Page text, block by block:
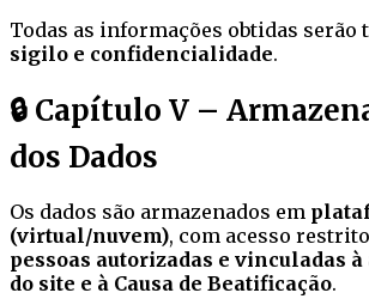
Todas as informações obtidas serão
sigilo e confidencialidade.
🔒 Capítulo V –
dos Dados
Os dados são armazenados em
(virtual/nuvem), com acesso restrito
pessoas autorizadas e vinculadas
do site e à Causa de Beatificação.